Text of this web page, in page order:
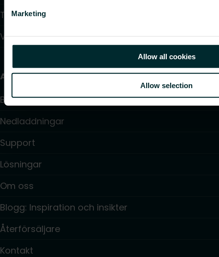
Marketing
Allow all cookies
Allow selection
Takvärmesystem
Värmepumpar
Användbara länkar
Beräkningsprogram
Nedladdningar
Support
Lösningar
Om oss
Blogg: Inspiration och insikter
Återförsäljare
Kontakt